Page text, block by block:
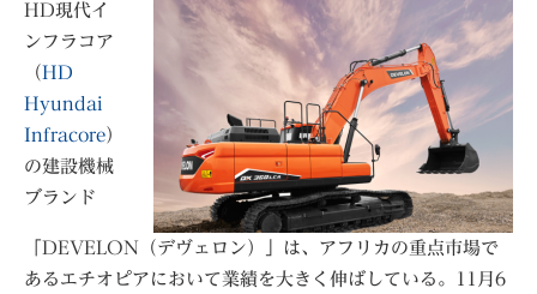
HD現代イ
ンフラコア
（ HD
Hyundai
Infracore）
の建設機械
ブランド
「DEVELON（デヴェロン）」は、アフリカの重点市場で
あるエチオピアにおいて業績を大きく伸ばしている。11月6